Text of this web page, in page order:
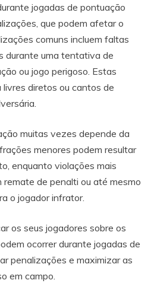
jogadas de pontuação
que podem afetar o
comuns incluem faltas
durante uma tentativa de
ou jogo perigoso. Estas
diretos ou cantos de
muitas vezes depende da
menores podem resultar
enquanto violações mais
remate de penalti ou até mesmo
o jogador infrator.
os seus jogadores sobre os
ocorrer durante jogadas de
penalizações e maximizar as
em campo.